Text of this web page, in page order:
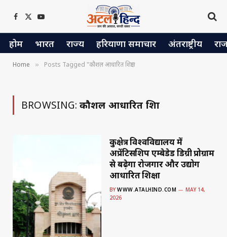
Facebook
X
(Twitter)
YouTube
होम भारत राज्य हरियाणा समाचार अंतराष्ट्रीय
Home » Posts Tagged "कौशल आधारित शिक्षा"
BROWSING: कौशल आधारित शिक्षा
कुरुक्षेत्र विश्वविद्यालय में
अप्रेंटिसशिप एम्बेडेड डिग्री प्रोग्राम
से बढ़ेगा रोजगार और उद्योग
आधारित शिक्षा
BY WWW.ATALHIND.COM
MAY 14,
2026